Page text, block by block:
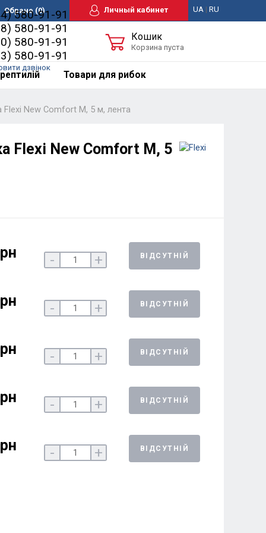
Обране(0) Личный кабинет UA| RU
580-91-91
580-91-91
580-91-91
580-91-91
дзвінок
Кошик
Корзина пуста
Товари для рибок
New Comfort M, 5 м, лента
Flexi New Comfort M, 5
- + ВІДСУТНІЙ
- + ВІДСУТНІЙ
- + ВІДСУТНІЙ
- + ВІДСУТНІЙ
- + ВІДСУТНІЙ